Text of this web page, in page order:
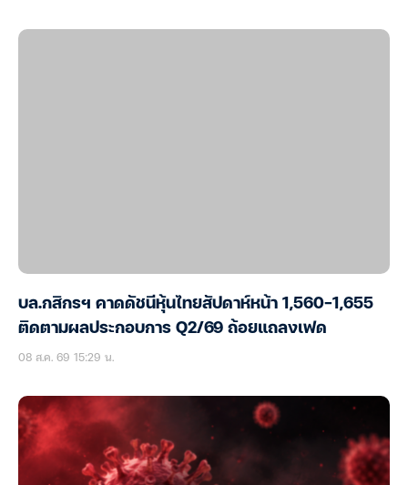
บล.กสิกรฯ คาดดัชนีหุ้นไทยสัปดาห์หน้า 1,560-1,655
ติดตามผลประกอบการ Q2/69 ถ้อยแถลงเฟด
08 ส.ค. 69 15:29 น.